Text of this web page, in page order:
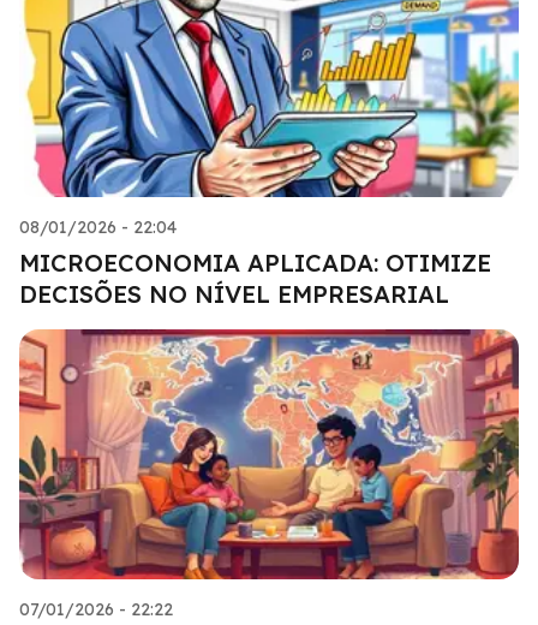
08/01/2026 - 22:04
MICROECONOMIA APLICADA: OTIMIZE
DECISÕES NO NÍVEL EMPRESARIAL
07/01/2026 - 22:22